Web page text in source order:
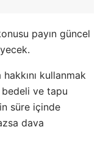
payın güncel
hakkını kullanmak
ve tapu
süre içinde
dava